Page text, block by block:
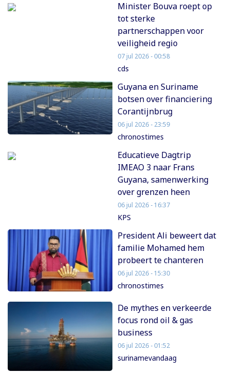
Minister Bouva roept op
tot sterke
partnerschappen voor
veiligheid regio
07 jul 2026 - 00:58
cds
Guyana en Suriname
botsen over financiering
Corantijnbrug
06 jul 2026 - 23:59
chronostimes
Educatieve Dagtrip
IMEAO 3 naar Frans
Guyana, samenwerking
over grenzen heen
06 jul 2026 - 16:37
KPS
President Ali beweert dat
familie Mohamed hem
probeert te chanteren
06 jul 2026 - 15:30
chronostimes
De mythes en verkeerde
focus rond oil & gas
business
06 jul 2026 - 01:52
surinamevandaag